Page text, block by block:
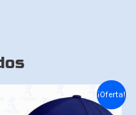
¡Oferta!
precio